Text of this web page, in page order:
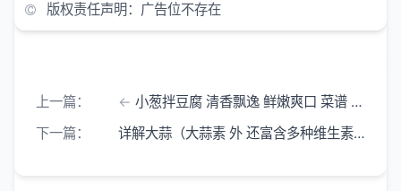
版权责任声明：广告位不存在
上一篇：
小葱拌豆腐 清香飘逸 鲜嫩爽口 菜谱 豆腐300克 葱30克
下一篇：
详解大蒜（大蒜素 外 还富含多种维生素 矿物质及其他营养成分）